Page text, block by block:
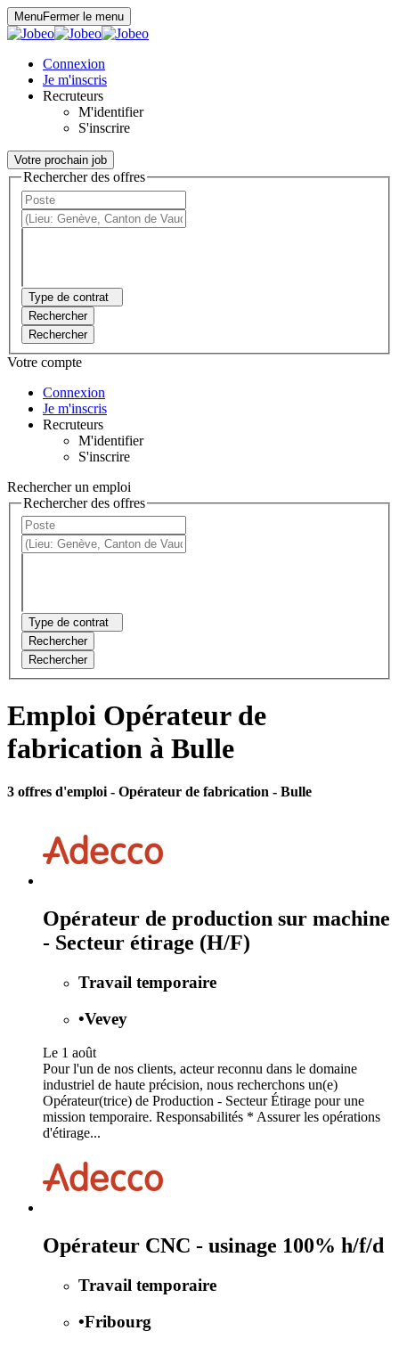
MenuFermer le menu
Connexion
Je m'inscris
Recruteurs
M'identifier
S'inscrire
Votre prochain job
Rechercher des offres
Type de contrat
Rechercher
Rechercher
Votre compte
Connexion
Je m'inscris
Recruteurs
M'identifier
S'inscrire
Rechercher un emploi
Rechercher des offres
Type de contrat
Rechercher
Rechercher
Emploi Opérateur de
fabrication à Bulle
3 offres d'emploi - Opérateur de fabrication - Bulle
Opérateur de production sur machine
- Secteur étirage (H/F)
Travail temporaire
•Vevey
Le 1 août
Pour l'un de nos clients, acteur reconnu dans le domaine
industriel de haute précision, nous recherchons un(e)
Opérateur(trice) de Production - Secteur Étirage pour une
mission temporaire. Responsabilités * Assurer les opérations
d'étirage...
Opérateur CNC - usinage 100% h/f/d
Travail temporaire
•Fribourg
Panneau de gestion des cookies